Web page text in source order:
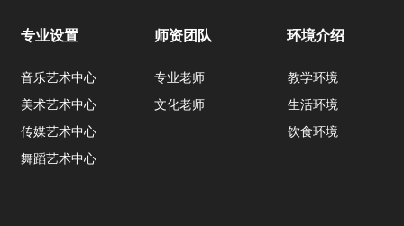
专业设置
音乐艺术中心
美术艺术中心
传媒艺术中心
舞蹈艺术中心
师资团队
专业老师
文化老师
环境介绍
教学环境
生活环境
饮食环境